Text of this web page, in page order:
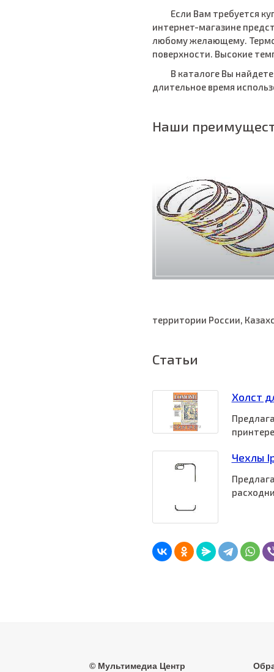
Если Вам требуется
интернет-магазине
любому желающему.
поверхности. Высокие
В каталоге Вы
длительное время
Наши
территории России,
Статьи
Холст
Чехлы
©Мультимедиа Центр